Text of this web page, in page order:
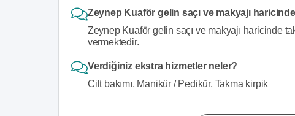
Zeynep Kuaför gelin saçı ve makyajı
Zeynep Kuaför gelin saçı ve makyajı haricinde
vermektedir.
Verdiğiniz ekstra hizmetler neler?
Cilt bakımı, Manikür / Pedikür, Takma kirpik